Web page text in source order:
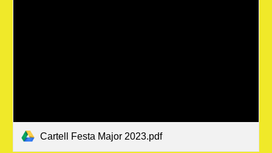
Cartell Festa Major 2023.pdf